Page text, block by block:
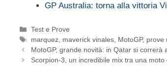
GP Australia: torna alla vittoria
Categorie
Test e Prove
Tag
marquez, maverick vinales, MotoGP, prove
MotoGP, grande novità: in Qatar si correrà
Scorpion-3, un incredibile mix tra una